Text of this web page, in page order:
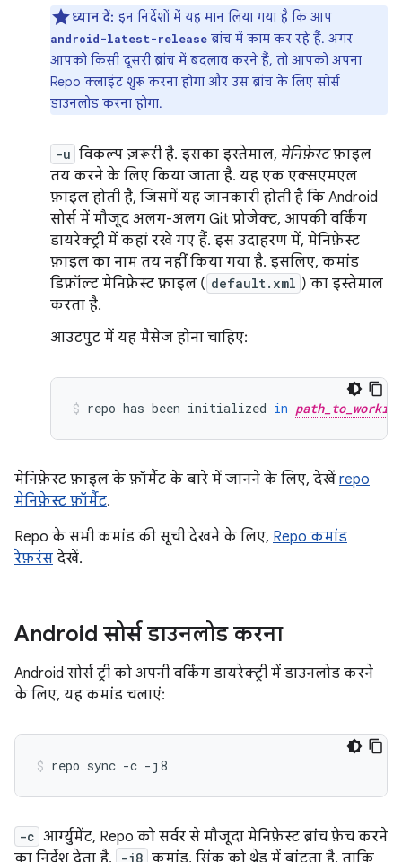
ध्यान दें: इन निर्देशों में यह मान लिया गया है कि आप
android-latest-release ब्रांच में काम कर रहे हैं. अगर
आपको किसी दूसरी ब्रांच में बदलाव करने हैं, तो आपको अपना
Repo क्लाइंट शुरू करना होगा और उस ब्रांच के लिए सोर्स
डाउनलोड करना होगा.
-u विकल्प ज़रूरी है. इसका इस्तेमाल, मेनिफ़ेस्टफ़ाइल
तय करने के लिए किया जाता है. यह एक एक्सएमएल
फ़ाइल होती है, जिसमें यह जानकारी होती है कि Android
सोर्स में मौजूद अलग-अलग Git प्रोजेक्ट, आपकी वर्किंग
डायरेक्ट्री में कहां रखे गए हैं. इस उदाहरण में, मेनिफ़ेस्ट
फ़ाइल का नाम तय नहीं किया गया है. इसलिए, कमांड
डिफ़ॉल्ट मेनिफ़ेस्ट फ़ाइल ( default.xml ) का इस्तेमाल
करता है.
आउटपुट में यह मैसेज होना चाहिए:
repo has been initialized in
मेनिफ़ेस्ट फ़ाइल के फ़ॉर्मैट के बारे में जानने के लिए, देखें repo
मेनिफ़ेस्ट फ़ॉर्मैट.
Repo के सभी कमांड की सूची देखने के लिए, Repo कमांड
रेफ़रंस देखें.
Android सोर्स डाउनलोड करना
Android सोर्स ट्री को अपनी वर्किंग डायरेक्ट्री में डाउनलोड करने
के लिए, यह कमांड चलाएं:
repo sync -c -j8
-c आर्ग्युमेंट, Repo को सर्वर से मौजूदा मेनिफ़ेस्ट ब्रांच फ़ेच करने
का निर्देश देता है.
-j8 कमांड, सिंक को थ्रेड में बांटता है, ताकि